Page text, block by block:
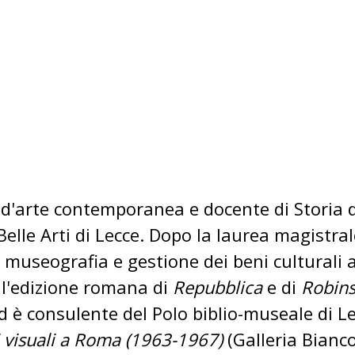
contemporanea e docente di
Arti di Lecce. Dopo la laurea
e gestione dei beni culturali
romana di Repubblicae di
è consulente del Polo biblio-museale di
a Roma (1963-1967)(Galleria